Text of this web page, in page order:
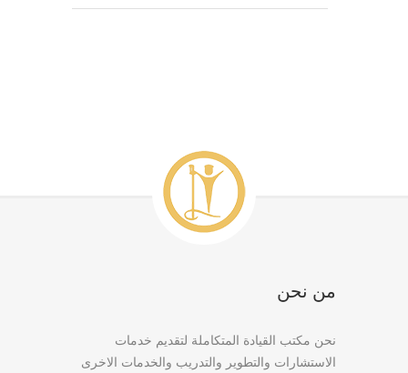
من نحن
نحن مكتب القيادة المتكاملة لتقديم خدمات
الاستشارات والتطوير والتدريب والخدمات الاخرى